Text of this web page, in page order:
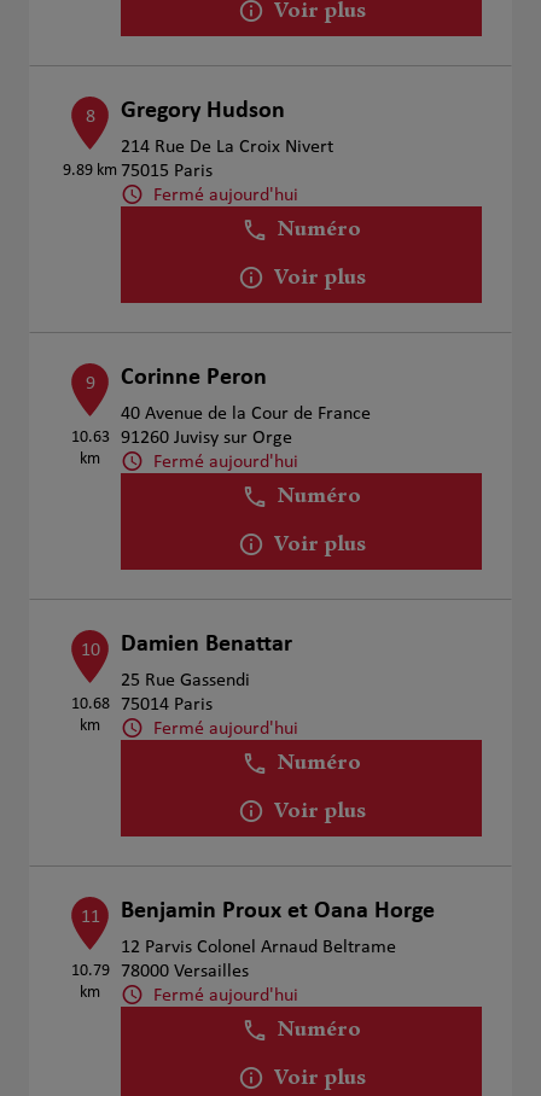
Voir plus
8
9.89 km
Gregory Hudson
214 Rue De La Croix Nivert
75015 Paris
Fermé aujourd'hui
Numéro
Voir plus
9
10.63
km
Corinne Peron
40 Avenue de la Cour de France
91260 Juvisy sur Orge
Fermé aujourd'hui
Numéro
Voir plus
10
10.68
km
Damien Benattar
25 Rue Gassendi
75014 Paris
Fermé aujourd'hui
Numéro
Voir plus
11
10.79
km
Benjamin Proux et Oana Horge
12 Parvis Colonel Arnaud Beltrame
78000 Versailles
Fermé aujourd'hui
Numéro
Voir plus